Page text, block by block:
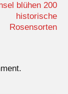
blühen 200
historische
Rosensorten